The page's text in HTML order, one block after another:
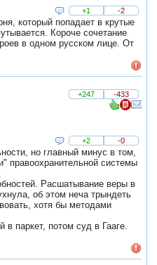
+1 -2
который попадает в крутые
Короче сочетание
в одном русском лице. От
+247
-433
+2 -0
но главный минус в том,
правоохранительной системы
Расшатывание веры в
об этом неча трындеть
хотя бы методами
паркет, потом суд в Гааге.